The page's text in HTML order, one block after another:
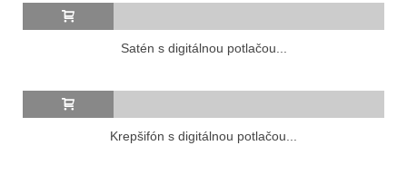
Satén s digitálnou potlačou...
Krepšifón s digitálnou potlačou...